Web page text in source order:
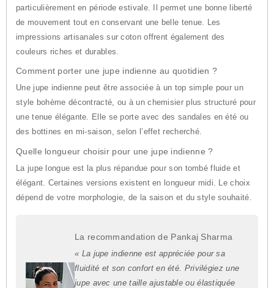
particulièrement en période estivale. Il permet une bonne liberté
de mouvement tout en conservant une belle tenue. Les
impressions artisanales sur coton offrent également des
couleurs riches et durables.
Comment porter une jupe indienne au quotidien ?
Une jupe indienne peut être associée à un top simple pour un
style bohème décontracté, ou à un chemisier plus structuré pour
une tenue élégante. Elle se porte avec des sandales en été ou
des bottines en mi-saison, selon l’effet recherché.
Quelle longueur choisir pour une jupe indienne ?
La jupe longue est la plus répandue pour son tombé fluide et
élégant. Certaines versions existent en longueur midi. Le choix
dépend de votre morphologie, de la saison et du style souhaité.
La recommandation de Pankaj Sharma
« La jupe indienne est appréciée pour sa
fluidité et son confort en été. Privilégiez une
jupe avec une taille ajustable ou élastiquée